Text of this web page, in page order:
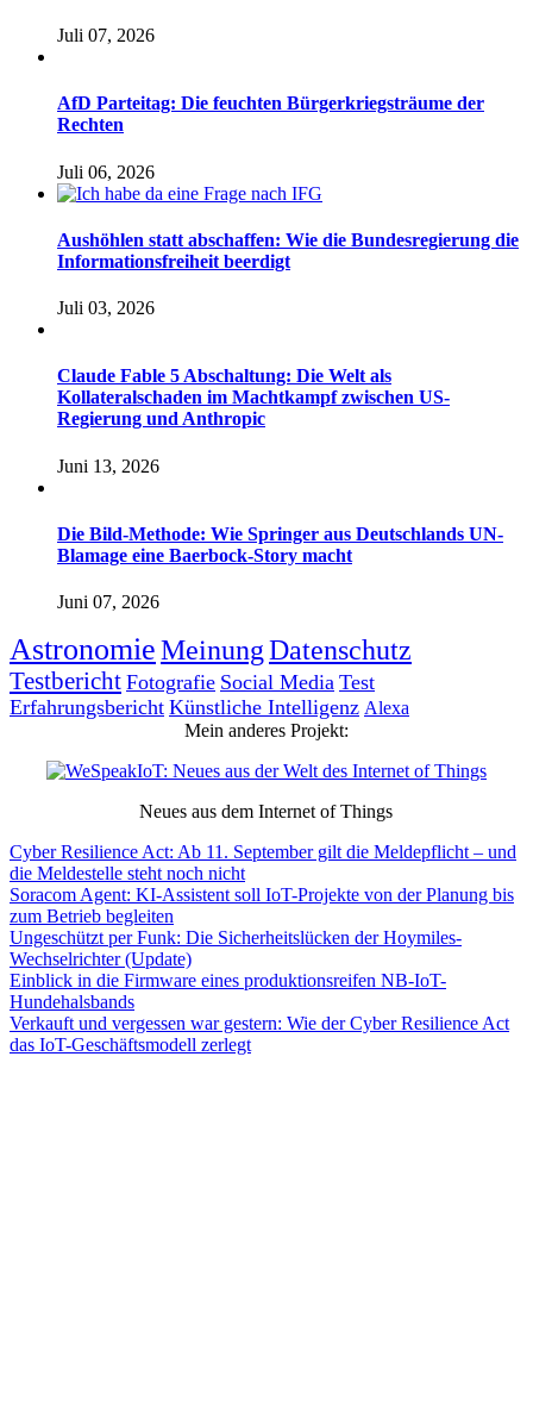
Juli 07, 2026
AfD Parteitag: Die feuchten Bürgerkriegsträume der
Rechten
Juli 06, 2026
Aushöhlen statt abschaffen: Wie die Bundesregierung die
Informationsfreiheit beerdigt
Juli 03, 2026
Claude Fable 5 Abschaltung: Die Welt als
Kollateralschaden im Machtkampf zwischen US-
Regierung und Anthropic
Juni 13, 2026
Die Bild-Methode: Wie Springer aus Deutschlands UN-
Blamage eine Baerbock-Story macht
Juni 07, 2026
AstronomieMeinungDatenschutz
Testbericht Fotografie Social Media Test
Erfahrungsbericht Künstliche Intelligenz Alexa
Mein anderes Projekt:
Neues aus dem Internet of Things
Cyber Resilience Act: Ab 11. September gilt die Meldepflicht – und
die Meldestelle steht noch nicht
Soracom Agent: KI-Assistent soll IoT-Projekte von der Planung bis
zum Betrieb begleiten
Ungeschützt per Funk: Die Sicherheitslücken der Hoymiles-
Wechselrichter (Update)
Einblick in die Firmware eines produktionsreifen NB-IoT-
Hundehalsbands
Verkauft und vergessen war gestern: Wie der Cyber Resilience Act
das IoT-Geschäftsmodell zerlegt